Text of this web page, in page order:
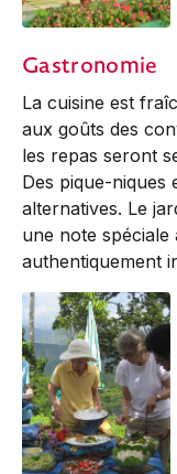
Front Verandah
Gastronomie
La cuisine est
aux goûts des
les repas seront
Des pique-niques
alternatives. Le
une note
authentiquement